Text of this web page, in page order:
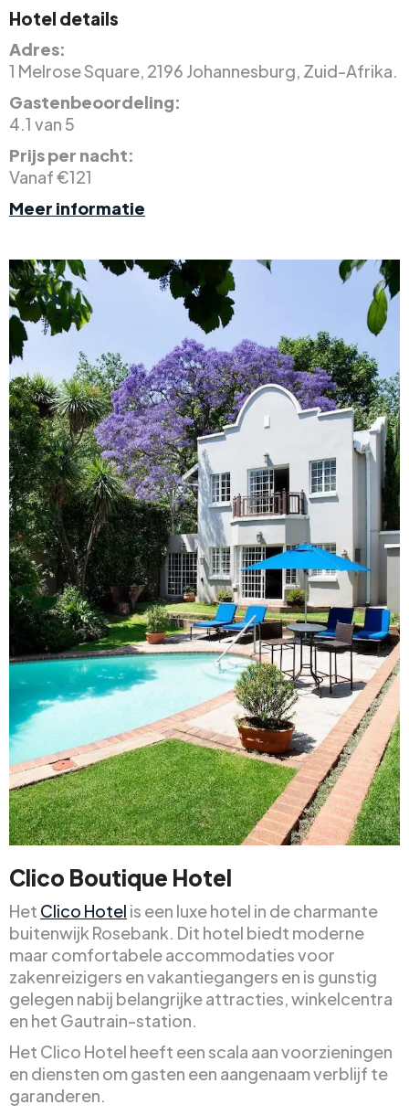
Hotel details
Adres:
1 Melrose Square, 2196 Johannesburg, Zuid-Afrika.
Gastenbeoordeling:
4.1 van 5
Prijs per nacht:
Vanaf €121
Meer informatie
Clico Boutique Hotel
Het Clico Hotel is een luxe hotel in de charmante
buitenwijk Rosebank. Dit hotel biedt moderne
maar comfortabele accommodaties voor
zakenreizigers en vakantiegangers en is gunstig
gelegen nabij belangrijke attracties, winkelcentra
en het Gautrain-station.
Het Clico Hotel heeft een scala aan voorzieningen
en diensten om gasten een aangenaam verblijf te
garanderen.